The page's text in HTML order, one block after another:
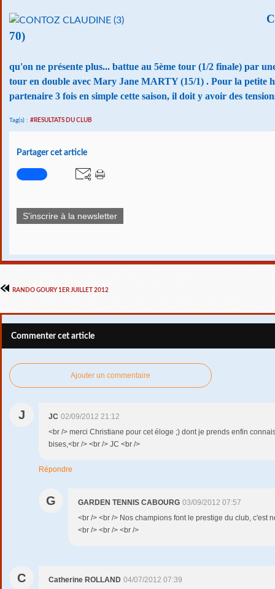
70)
qu'on ne présente plus... battue au 5ème tour (1/2 finale) par
tour en double avec Mary Jane MARTY (15/1) . Pour la petite
partenaire 3 fois en simple cette saison, il doit y avoir des
Tag(s) : #RESULTATS DU CLUB
Partager cet article
S'inscrire à la newsletter
RANDO GOURY 1ER JUILLET 2012
Commenter cet article
Ajouter un commentaire
J JC 02/09/2012 21:12
<br /> merci Christiane pour cet éloge ;) dont je prends enfin
bises,<br /> <br /> JC <br />
Répondre
G GARDEN TENNIS CABOURG 03/09/2012 07:57
<br /> <br /> Nos champions font le prestige du club, c'est
<br /> <br /> <br />
C Catherine ROLLAND 04/07/2012 07:39